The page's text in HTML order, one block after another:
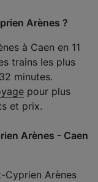
Arènes ?
à Caen en 11
trains les plus
minutes.
pour plus
et prix.
Arènes - Caen
Cyprien Arènes